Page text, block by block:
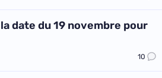
date du 19 novembre pour
10